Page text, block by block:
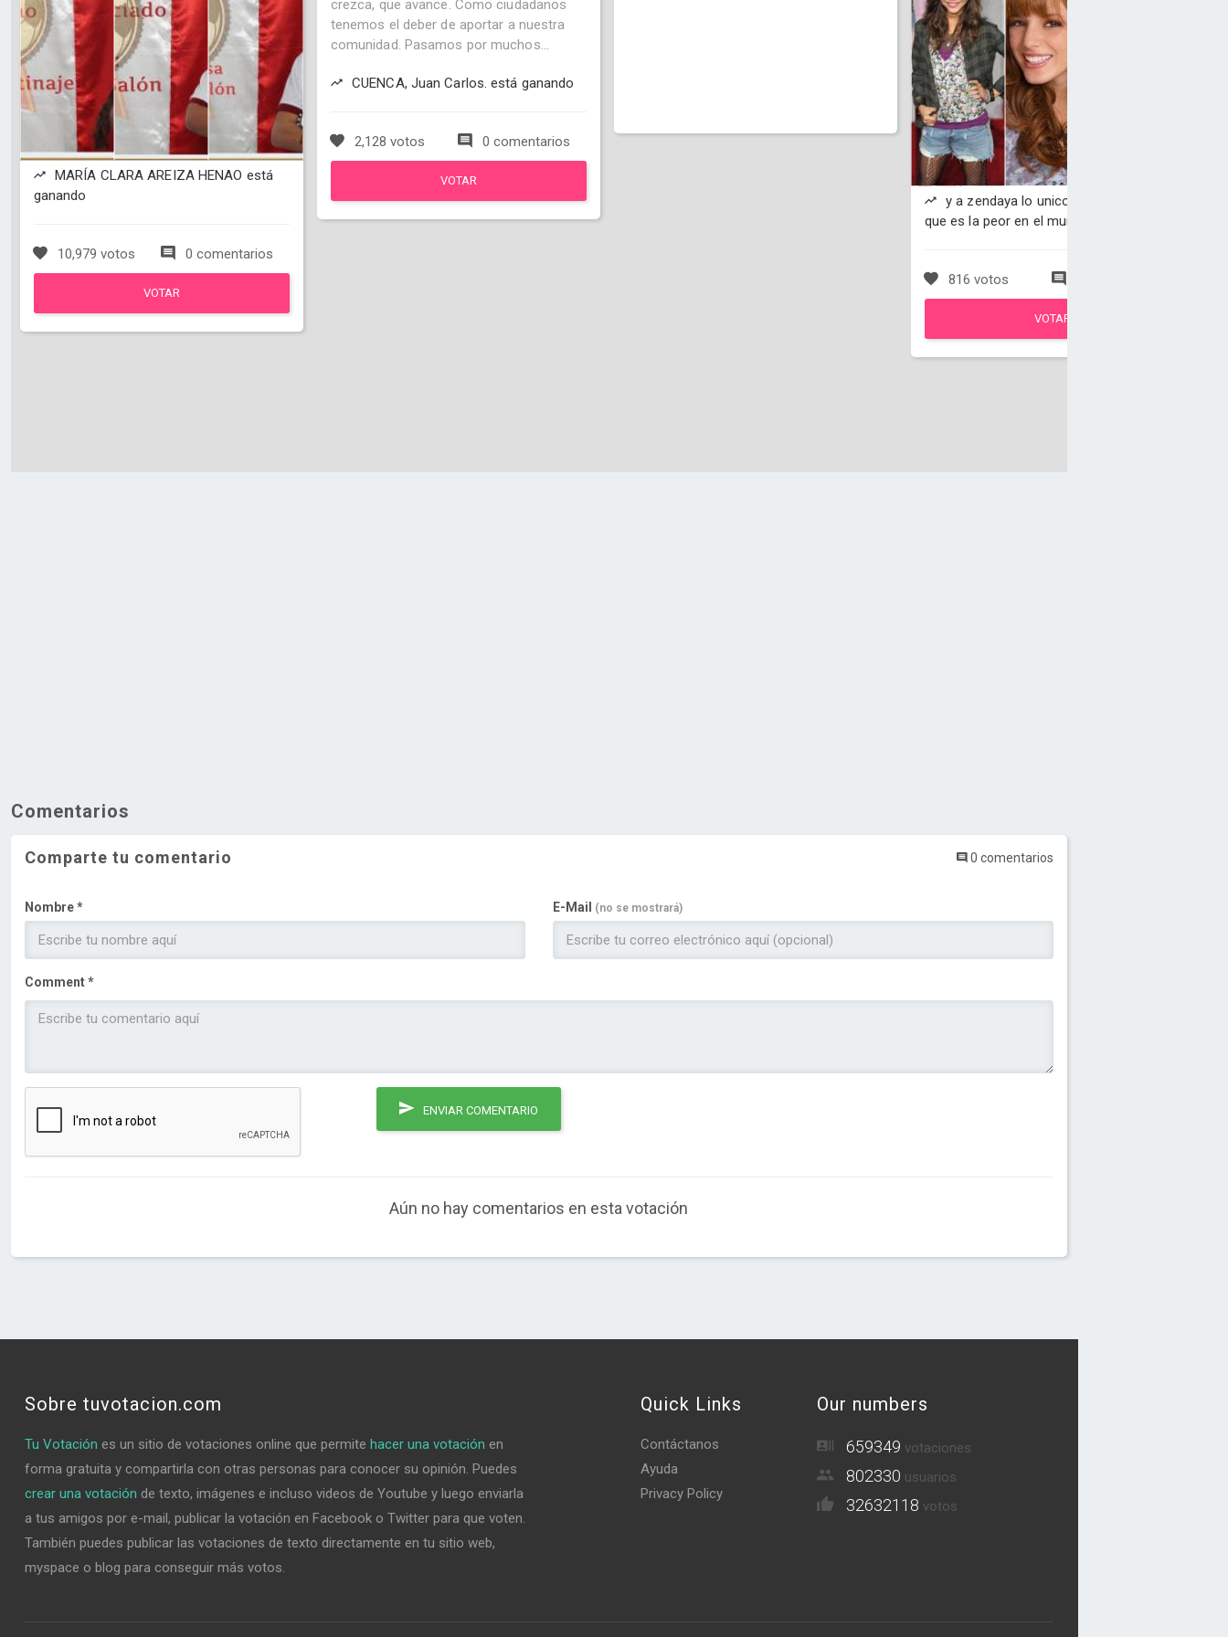
MARÍA CLARA AREIZA HENAO está
ganando
10,979 votos 0 comentarios
VOTAR
crezca, que avance. Como ciudadanos
tenemos el deber de aportar a nuestra
comunidad. Pasamos por muchos...
CUENCA, Juan Carlos. está ganando
2,128 votos 0 comentarios
VOTAR
y a zendaya lo unico que le dicen es
que es la peor en el mundo está ganando
816 votos
VOTAR
Comentarios
Comparte tu comentario 0 comentarios
Nombre * E-Mail (no se mostrará)
Comment *
ENVIAR COMENTARIO
Aún no hay comentarios en esta votación
Sobre tuvotacion.com
Tu Votación es un sitio de votaciones online que permite hacer una votación en
forma gratuita y compartirla con otras personas para conocer su opinión. Puedes
crear una votación de texto, imágenes e incluso videos de Youtube y luego enviarla
a tus amigos por e-mail, publicar la votación en Facebook o Twitter para que voten.
También puedes publicar las votaciones de texto directamente en tu sitio web,
myspace o blog para conseguir más votos.
Quick Links
Contáctanos
Ayuda
Privacy Policy
Our numbers
659349 votaciones
802330 usuarios
32632118 votos